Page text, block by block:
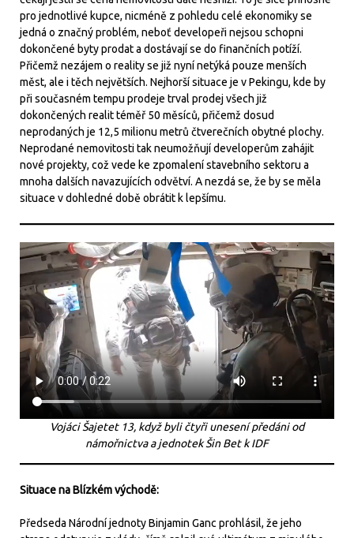
pro jednotlivé kupce, nicméně z pohledu celé ekonomiky se
jedná o značný problém, neboť developeři nejsou schopni
dokončené byty prodat a dostávají se do finančních potíží.
Přičemž nezájem o reality se již nyní netýká pouze menších
měst, ale i těch největších. Nejhorší situace je v Pekingu, kde by
při současném tempu prodeje trval prodej všech již
dokončených realit téměř 50 měsíců, přičemž dosud
neprodaných je 12,5 milionu metrů čtverečních obytné plochy.
Neprodané nemovitosti tak neumožňují developerům zahájit
nové projekty, což vede ke zpomalení stavebního sektoru a
mnoha dalších navazujících odvětví. A nezdá se, že by se měla
situace v dohledné době obrátit k lepšímu.
Vojáci Šajetet 13, když byli čtyři unesení předáni od
námořnictva a jednotek Šin Bet k IDF
Situace na Blízkém východě:
Předseda Národní jednoty Binjamin Ganc prohlásil, že jeho